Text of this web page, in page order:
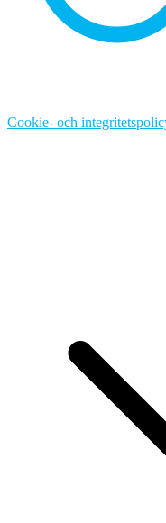
Cookie- och